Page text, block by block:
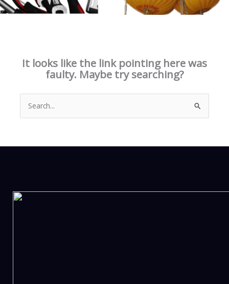
It looks like the link pointing here was
faulty. Maybe try searching?
for: